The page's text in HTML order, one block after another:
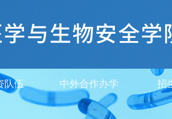
队伍 中外合作办学 招